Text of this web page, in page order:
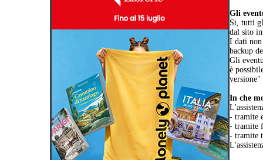
Gli
Si, tutti
dal sito
I dati
backup
Gli
è
versione"
In che
- tramite
- tramite
- tramite